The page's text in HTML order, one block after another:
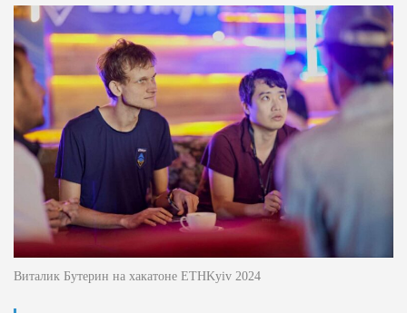
Виталик Бутерин на хакатоне ETHKyiv 2024